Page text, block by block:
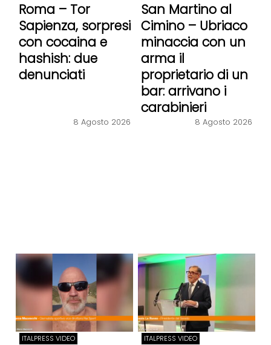
Roma – Tor
Sapienza, sorpresi
con cocaina e
hashish: due
denunciati
8 Agosto 2026
San Martino al
Cimino – Ubriaco
minaccia con un
arma il
proprietario di un
bar: arrivano i
carabinieri
8 Agosto 2026
ITALPRESS VIDEO ITALPRESS VIDEO